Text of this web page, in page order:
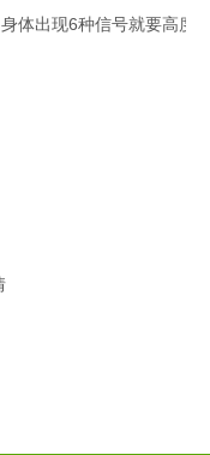
体出现6种信号就要高度